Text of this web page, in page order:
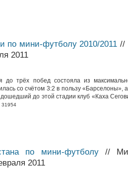
по мини-футболу 2010/2011 //
2011
до трёх побед состояла из
со счётом 3:2 в пользу «Барселоны»,
до этой стадии клуб «Каха
31954
по мини-футболу//
2011